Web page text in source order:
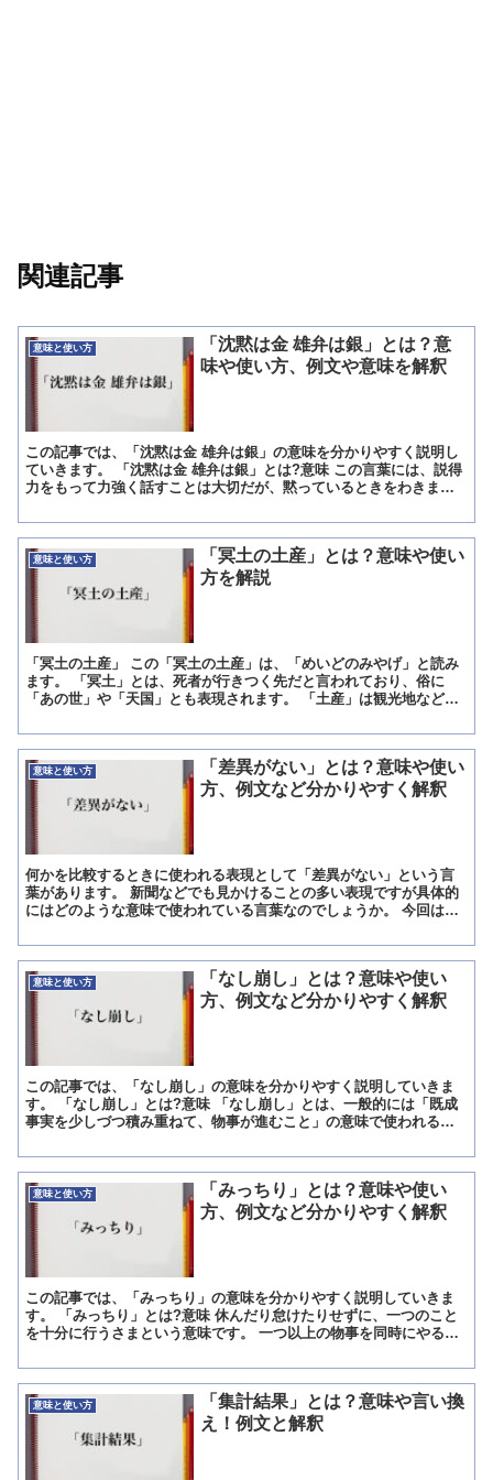
関連記事
意味と使い方
「沈黙は金 雄弁は銀」とは？意
味や使い方、例文や意味を解釈
この記事では、「沈黙は金 雄弁は銀」の意味を分かりやすく説明し
ていきます。 「沈黙は金 雄弁は銀」とは?意味 この言葉には、説得
力をもって力強く話すことは大切だが、黙っているときをわきまえ
意味と使い方
「冥土の土産」とは？意味や使い
方を解説
「冥土の土産」 この「冥土の土産」は、「めいどのみやげ」と読み
ます。 「冥土」とは、死者が行きつく先だと言われており、俗に
「あの世」や「天国」とも表現されます。 「土産」は観光地などで
意味と使い方
「差異がない」とは？意味や使い
方、例文など分かりやすく解釈
何かを比較するときに使われる表現として「差異がない」という言
葉があります。 新聞などでも見かけることの多い表現ですが具体的
にはどのような意味で使われている言葉なのでしょうか。 今回は、
意味と使い方
「なし崩し」とは？意味や使い
方、例文など分かりやすく解釈
この記事では、「なし崩し」の意味を分かりやすく説明していきま
す。 「なし崩し」とは?意味 「なし崩し」とは、一般的には「既成
事実を少しづつ積み重ねて、物事が進むこと」の意味で使われる場
意味と使い方
「みっちり」とは？意味や使い
方、例文など分かりやすく解釈
この記事では、「みっちり」の意味を分かりやすく説明していきま
す。 「みっちり」とは?意味 休んだり怠けたりせずに、一つのこと
を十分に行うさまという意味です。 一つ以上の物事を同時にやるこ
意味と使い方
「集計結果」とは？意味や言い換
え！例文と解釈